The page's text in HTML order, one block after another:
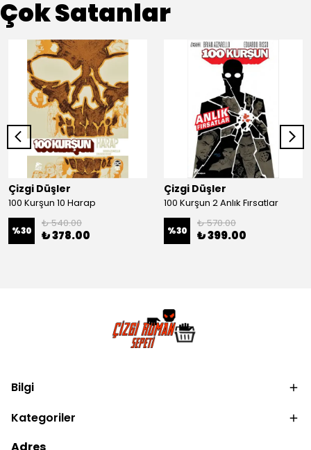
Çok Satanlar
Çizgi Düşler
100 Kurşun 10 Harap
%30
₺ 540.00
₺ 378.00
Çizgi Düşler
100 Kurşun 2 Anlık Fırsatlar
%30
₺ 570.00
₺ 399.00
Bilgi
Kategoriler